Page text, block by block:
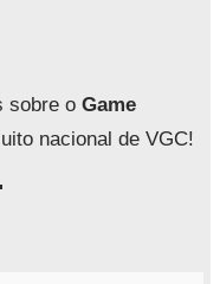
sobre o Game
nacional de VGC!